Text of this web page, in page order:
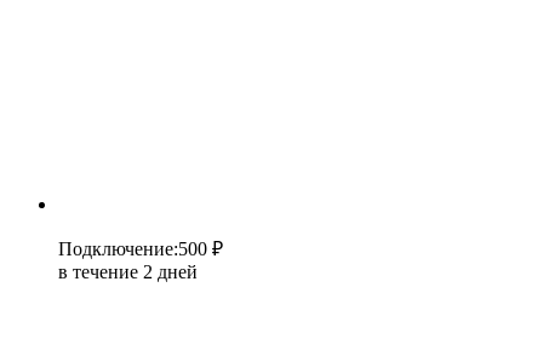
Подключение:500 ₽
в течение 2 дней